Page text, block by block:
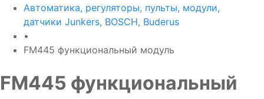
Автоматика, регуляторы, пульты, модули,
датчики Junkers, BOSCH, Buderus
•
FM445 функциональный модуль
FM445 функциональный